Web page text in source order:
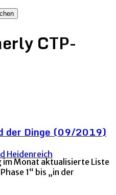
CTP-
der Dinge (09/2019)
Heidenreich
im Monat aktualisierte Liste
1“ bis „in der